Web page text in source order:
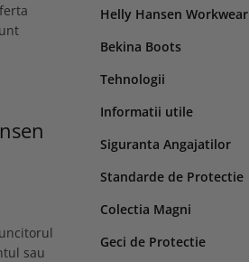
sau
Helly Hansen Workwear
Bekina Boots
Tehnologii
Informatii utile
Siguranta Angajatilor
Standarde de Protectie
Colectia Magni
Geci de Protectie